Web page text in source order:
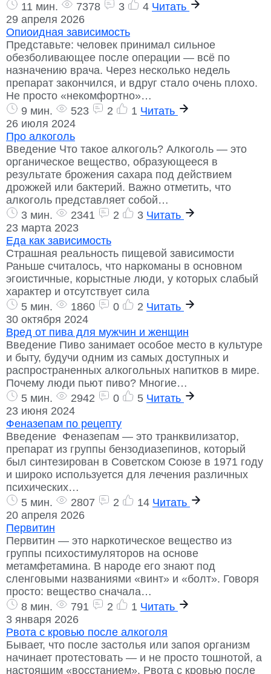
11 мин.
7378 3 4 Читать
29 апреля 2026
Опиоидная зависимость
Представьте: человек принимал сильное
обезболивающее после операции — всё по
назначению врача. Через несколько недель
препарат закончился, и вдруг стало очень плохо.
Не просто «некомфортно»…
9 мин.
523 2 1 Читать
26 июля 2024
Про алкоголь
Введение Что такое алкоголь? Алкоголь — это
органическое вещество, образующееся в
результате брожения сахара под действием
дрожжей или бактерий. Важно отметить, что
алкоголь представляет собой…
3 мин.
2341 2 3 Читать
23 марта 2023
Еда как зависимость
Страшная реальность пищевой зависимости
Раньше считалось, что наркоманы в основном
эгоистичные, корыстные люди, у которых слабый
характер и отсутствует сила
5 мин.
1860 0 2 Читать
30 октября 2024
Вред от пива для мужчин и женщин
Введение Пиво занимает особое место в культуре
и быту, будучи одним из самых доступных и
распространенных алкогольных напитков в мире.
Почему люди пьют пиво? Многие…
5 мин.
2942 0 5 Читать
23 июня 2024
Феназепам по рецепту
Введение Феназепам — это транквилизатор,
препарат из группы бензодиазепинов, который
был синтезирован в Советском Союзе в 1971 году
и широко используется для лечения различных
психических…
5 мин.
2807 2 14 Читать
20 апреля 2026
Первитин
Первитин — это наркотическое вещество из
группы психостимуляторов на основе
метамфетамина. В народе его знают под
сленговыми названиями «винт» и «болт». Говоря
просто: вещество сначала…
8 мин.
791 2 1 Читать
3 января 2026
Рвота с кровью после алкоголя
Бывает, что после застолья или запоя организм
начинает протестовать — и не просто тошнотой, а
настоящим «восстанием». Рвота с кровью после